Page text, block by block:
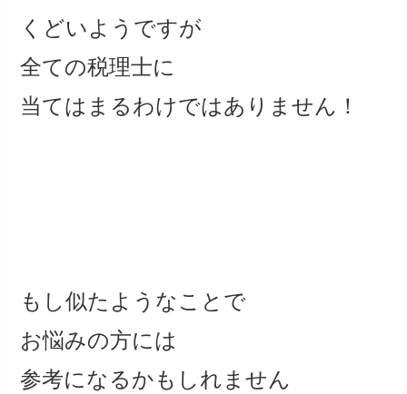
くどいようですが
全ての税理士に
当てはまるわけではありません！
もし似たようなことで
お悩みの方には
参考になるかもしれません